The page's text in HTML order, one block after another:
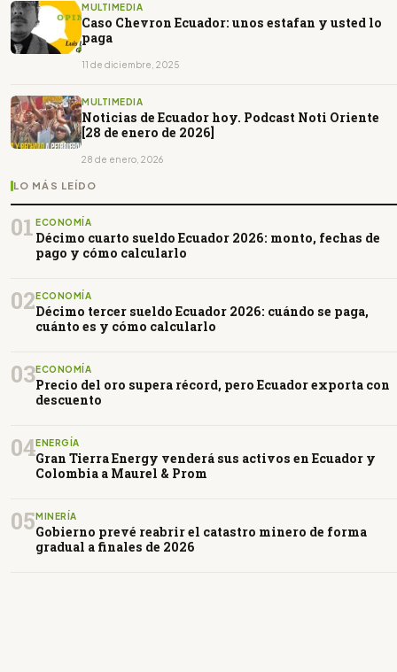
MULTIMEDIA
Caso Chevron Ecuador: unos estafan y usted lo
paga
11 de diciembre, 2025
MULTIMEDIA
Noticias de Ecuador hoy. Podcast Noti Oriente
[28 de enero de 2026]
28 de enero, 2026
LO MÁS LEÍDO
01 ECONOMÍA
Décimo cuarto sueldo Ecuador 2026: monto, fechas de
pago y cómo calcularlo
02ECONOMÍA
Décimo tercer sueldo Ecuador 2026: cuándo se paga,
cuánto es y cómo calcularlo
03ECONOMÍA
Precio del oro supera récord, pero Ecuador exporta con
descuento
04ENERGÍA
Gran Tierra Energy venderá sus activos en Ecuador y
Colombia a Maurel & Prom
05MINERÍA
Gobierno prevé reabrir el catastro minero de forma
gradual a finales de 2026